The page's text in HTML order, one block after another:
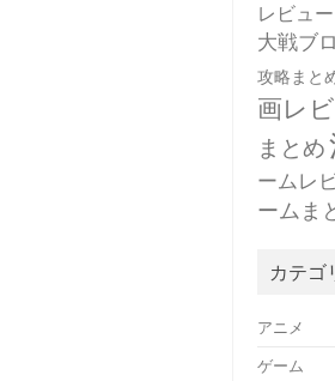
レビュ
大戦ブ
攻略まと
画レ
まとめ
ームレ
ームま
カテゴ
アニメ
ゲーム